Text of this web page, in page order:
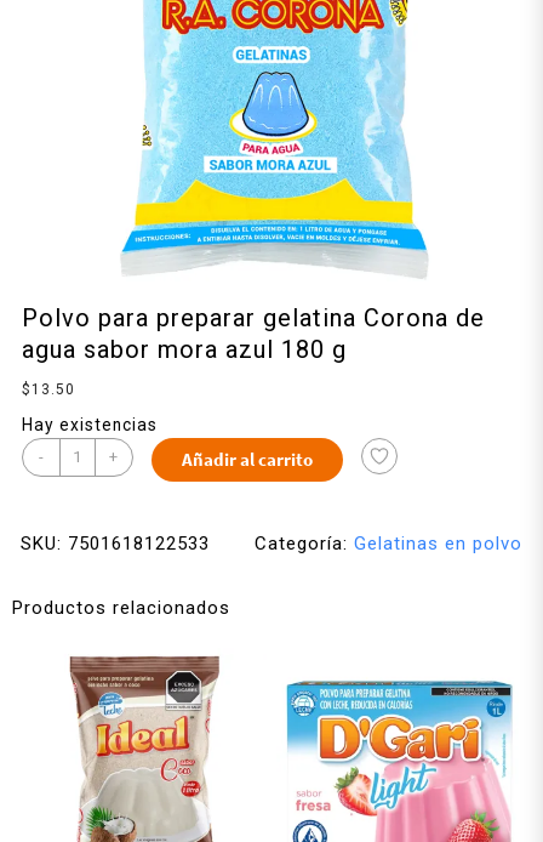
Polvo para preparar gelatina Corona de
agua sabor mora azul 180 g
$ 13.50
Hay existencias
- + Añadir al carrito
SKU: 7501618122533 Categoría: Gelatinas en polvo
Productos relacionados